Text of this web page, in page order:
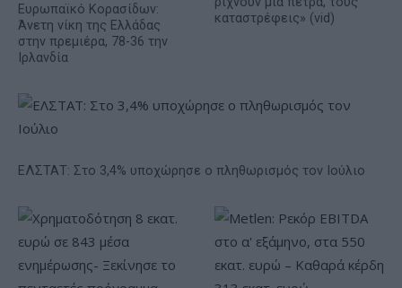
Ευρωπαϊκό Κορασίδων:
Άνετη νίκη της Ελλάδας
στην πρεμιέρα, 78-36 την
Ιρλανδία
καταστρέφεις» (vid)
ΕΛΣΤΑΤ: Στο 3,4% υποχώρησε ο πληθωρισμός τον Ιούλιο